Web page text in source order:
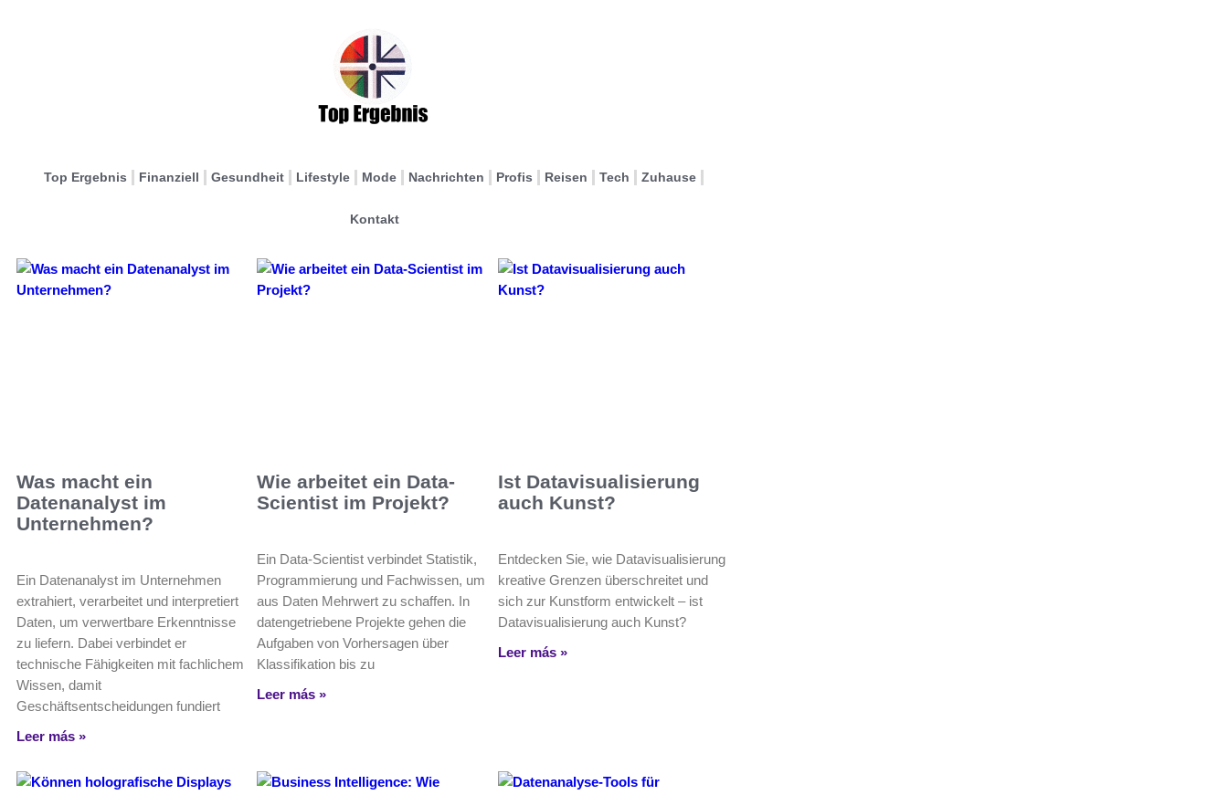
Top Ergebnis Finanziell Gesundheit Lifestyle Mode Nachrichten Profis Reisen Tech Zuhause
Kontakt
Was macht ein
Datenanalyst im
Unternehmen?
Ein Datenanalyst im Unternehmen
extrahiert, verarbeitet und interpretiert
Daten, um verwertbare Erkenntnisse
zu liefern. Dabei verbindet er
technische Fähigkeiten mit fachlichem
Wissen, damit
Geschäftsentscheidungen fundiert
Leer más »
Wie arbeitet ein Data-
Scientist im Projekt?
Ein Data-Scientist verbindet Statistik,
Programmierung und Fachwissen, um
aus Daten Mehrwert zu schaffen. In
datengetriebene Projekte gehen die
Aufgaben von Vorhersagen über
Klassifikation bis zu
Leer más »
Ist Datavisualisierung
auch Kunst?
Entdecken Sie, wie Datavisualisierung
kreative Grenzen überschreitet und
sich zur Kunstform entwickelt – ist
Datavisualisierung auch Kunst?
Leer más »